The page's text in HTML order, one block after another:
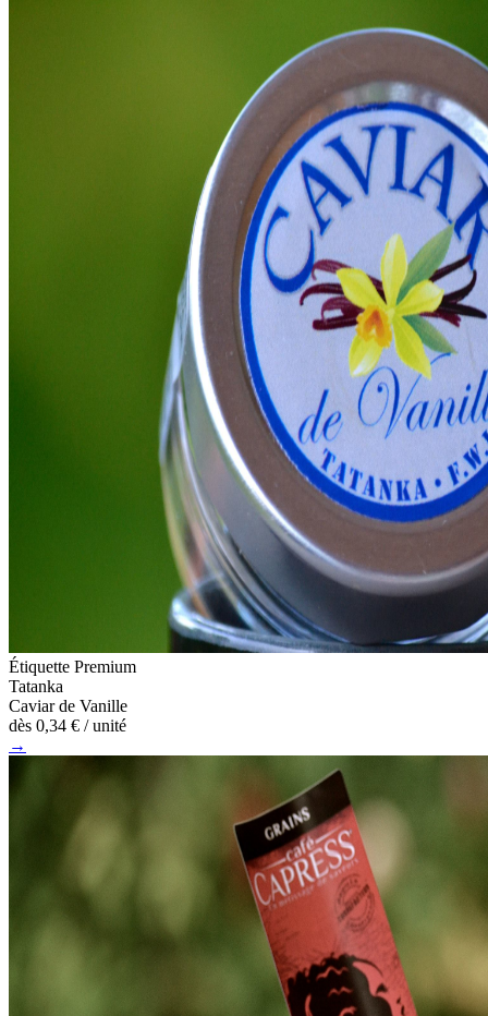
Étiquette Premium
Tatanka
Caviar de Vanille
dès 0,34 € / unité
→